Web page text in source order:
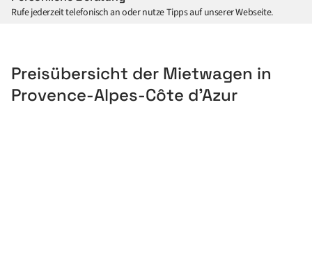
Rufe jederzeit telefonisch an oder nutze Tipps auf unserer Webseite.
Preisübersicht der Mietwagen in
Provence-Alpes-Côte d’Azur